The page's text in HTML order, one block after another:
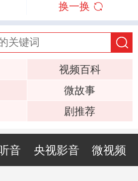
换一换
视频百科
微故事
剧推荐
音 央视影音 微视频